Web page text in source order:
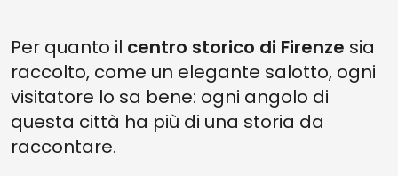
BONUS: COME MUOVERSI A FIRENZE... IN BICI
Per quanto il centro storico di Firenze sia
raccolto, come un elegante salotto, ogni
visitatore lo sa bene: ogni angolo di
questa città ha più di una storia da
raccontare.